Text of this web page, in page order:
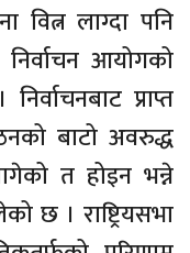
वित्न लाग्दा पनि
आयोगको
प्राप्त
बाटो अवरुद्ध
त होइन भन्ने
छ । राष्ट्रियसभा